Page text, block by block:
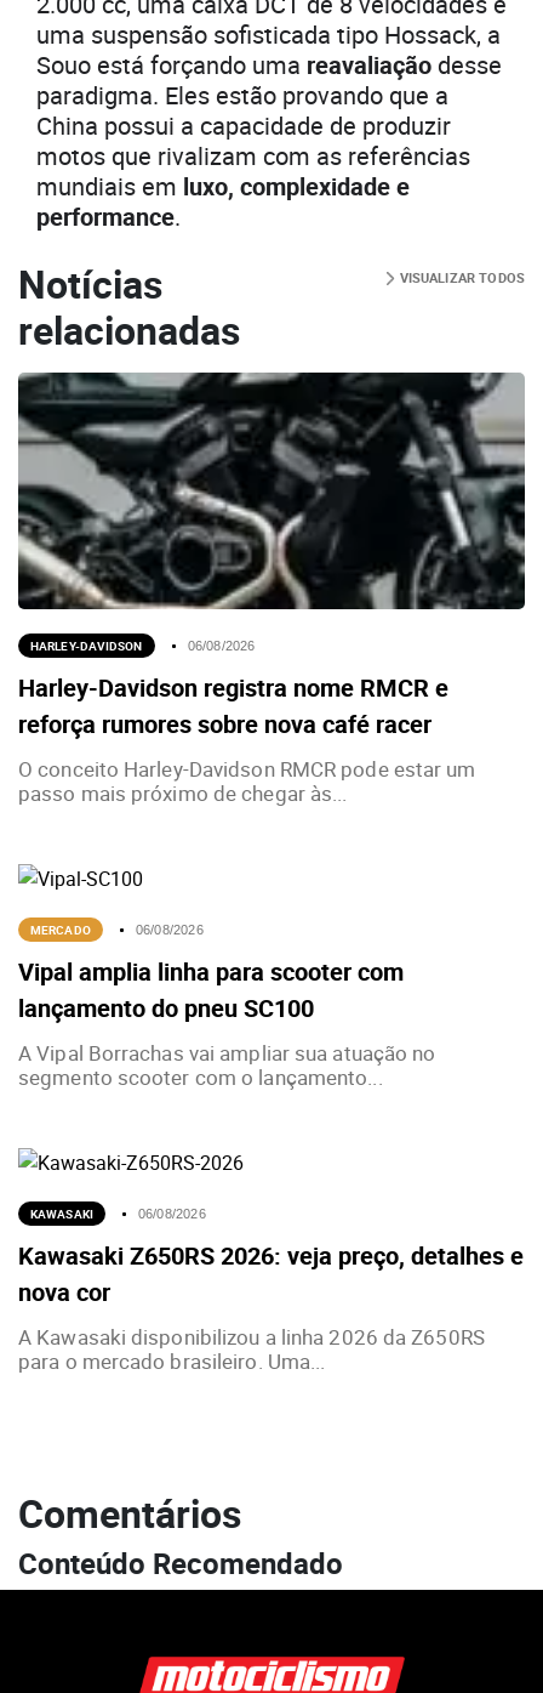
uma suspensão sofisticada tipo Hossack, a
Souo está forçando uma reavaliação desse
paradigma. Eles estão provando que a
China possui a capacidade de produzir
motos que rivalizam com as referências
mundiais em luxo, complexidade e
performance.
Notícias
relacionadas
VISUALIZAR TODOS
HARLEY-DAVIDSON 06/08/2026
Harley-Davidson registra nome RMCR e
reforça rumores sobre nova café racer
O conceito Harley-Davidson RMCR pode estar um
passo mais próximo de chegar às...
MERCADO 06/08/2026
Vipal amplia linha para scooter com
lançamento do pneu SC100
A Vipal Borrachas vai ampliar sua atuação no
segmento scooter com o lançamento...
KAWASAKI 06/08/2026
Kawasaki Z650RS 2026: veja preço, detalhes e
nova cor
A Kawasaki disponibilizou a linha 2026 da Z650RS
para o mercado brasileiro. Uma...
Comentários
Conteúdo Recomendado